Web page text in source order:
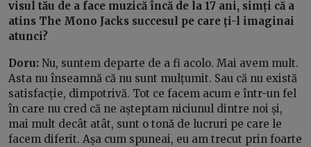
visul tău de a face muzică încă de la 17 ani, simți că a
atins The Mono Jacks succesul pe care ți-l imaginai
atunci?
Doru: Nu, suntem departe de a fi acolo. Mai avem mult.
Asta nu înseamnă că nu sunt mulțumit. Sau că nu există
satisfacție, dimpotrivă. Tot ce facem acum e într-un fel
în care nu cred că ne așteptam niciunul dintre noi și,
mai mult decât atât, sunt o tonă de lucruri pe care le
facem diferit. Așa cum spuneai, eu am trecut prin foarte